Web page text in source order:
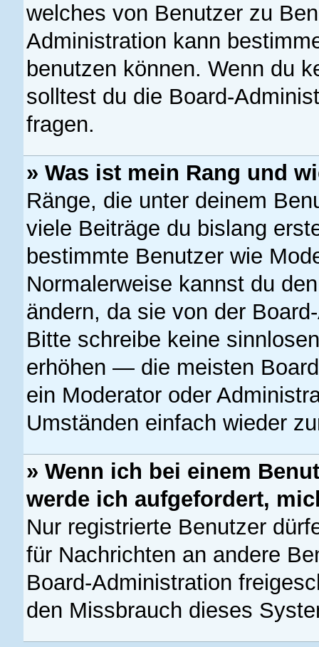
welches von Benutzer zu
Administration kann
benutzen können. Wenn du
solltest du die Board-
fragen.
» Was ist mein Rang und
Ränge, die unter deinem
viele Beiträge du bislang
bestimmte Benutzer wie
Normalerweise kannst du
ändern, da sie von der
Bitte schreibe keine
erhöhen — die meisten
ein Moderator oder
Umständen einfach wieder
» Wenn ich bei einem
werde ich aufgefordert,
Nur registrierte Benutzer
für Nachrichten an andere
Board-Administration
den Missbrauch dieses